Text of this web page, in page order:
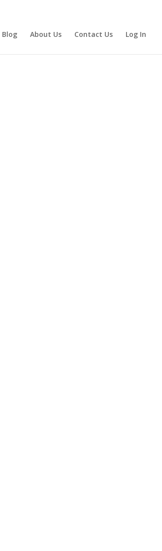
Blog About Us Contact Us Log In